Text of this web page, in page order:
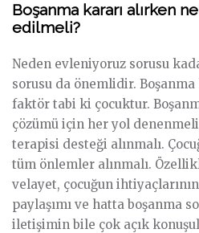
Boşanma kararı alırken
edilmeli?
Neden evleniyoruz sorusu
sorusu da önemlidir.
faktör tabi ki çocuktur.
çözümü için her yol
terapisi desteği alınmalı.
tüm önlemler alınmalı.
velayet, çocuğun
paylaşımı ve hatta boşanma
iletişimin bile çok açık